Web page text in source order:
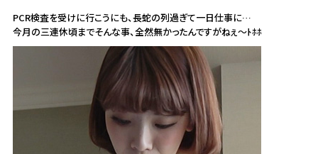
PCR検査を受けに行こうにも、長蛇の列過ぎて一日仕事に…
今月の三連休頃までそんな事、全然無かったんですがねぇ～ﾄﾎﾎ